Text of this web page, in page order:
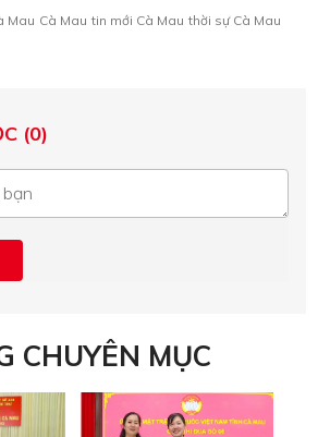
Mau Cà Mau tin mới Cà Mau thời sự Cà Mau
(0)
CHUYÊN MỤC